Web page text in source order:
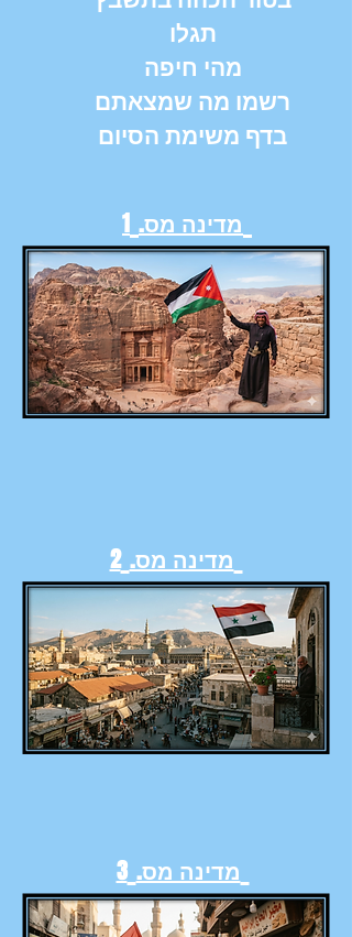
תגלו
מהי חיפה
רשמו מה שמצאתם
בדף משימת הסיום
מדינה מס. 1
מדינה מס. 2
מדינה מס. 3